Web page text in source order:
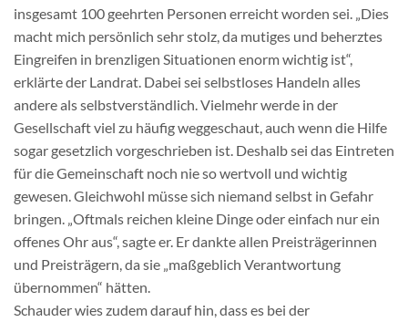
insgesamt 100 geehrten Personen erreicht worden sei. „Dies
macht mich persönlich sehr stolz, da mutiges und beherztes
Eingreifen in brenzligen Situationen enorm wichtig ist“,
erklärte der Landrat. Dabei sei selbstloses Handeln alles
andere als selbstverständlich. Vielmehr werde in der
Gesellschaft viel zu häufig weggeschaut, auch wenn die Hilfe
sogar gesetzlich vorgeschrieben ist. Deshalb sei das Eintreten
für die Gemeinschaft noch nie so wertvoll und wichtig
gewesen. Gleichwohl müsse sich niemand selbst in Gefahr
bringen. „Oftmals reichen kleine Dinge oder einfach nur ein
offenes Ohr aus“, sagte er. Er dankte allen Preisträgerinnen
und Preisträgern, da sie „maßgeblich Verantwortung
übernommen“ hätten.
Schauder wies zudem darauf hin, dass es bei der